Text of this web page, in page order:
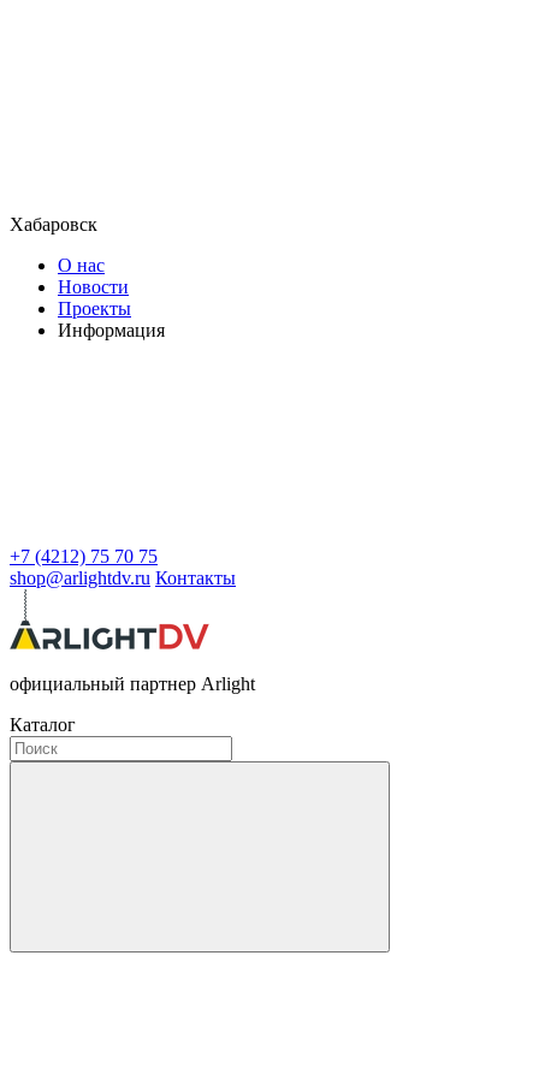
Хабаровск
О нас
Новости
Проекты
Информация
+7 (4212) 75 70 75
shop@arlightdv.ru Контакты
официальный партнер Arlight
Каталог